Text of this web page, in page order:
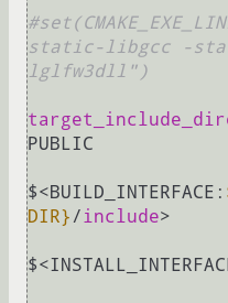
static-libgcc -
lglfw3dll")
PUBLIC
$<BUILD_INTERFACE:
DIR} /include>